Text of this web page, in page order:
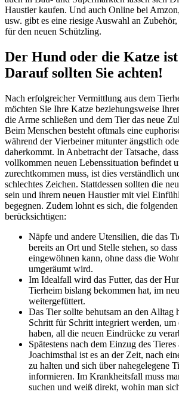
Haustier kaufen. Und auch Online bei
usw. gibt es eine riesige Auswahl an
für den neuen Schützling.
Der Hund oder die Katze ist
Darauf sollten Sie achten!
Nach erfolgreicher Vermittlung aus dem
möchten Sie Ihre Katze beziehungsweise
die Arme schließen und dem Tier das neue
Beim Menschen besteht oftmals eine
während der Vierbeiner mitunter ängstlich
daherkommt. In Anbetracht der Tatsache,
vollkommen neuen Lebenssituation befindet
zurechtkommen muss, ist dies verständlich
schlechtes Zeichen. Stattdessen sollten die
sein und ihrem neuen Haustier mit viel
begegnen. Zudem lohnt es sich, die
berücksichtigen:
Näpfe und andere Utensilien, die das
bereits an Ort und Stelle stehen, so
eingewöhnen kann, ohne dass die
umgeräumt wird.
Im Idealfall wird das Futter, das der
Tierheim bislang bekommen hat, im
weitergefüttert.
Das Tier sollte behutsam an den Alltag
Schritt für Schritt integriert werden, um
haben, all die neuen Eindrücke zu
Spätestens nach dem Einzug des
Joachimsthal ist es an der Zeit, nach
zu halten und sich über nahegelegene
informieren. Im Krankheitsfall muss
suchen und weiß direkt, wohin man